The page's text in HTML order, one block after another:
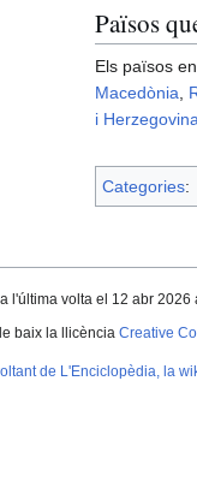
Països
Els països
Macedònia
i Herzegovina
Categories:
l'última volta el 12 abr 2026
baix la llicència Creative
de L'Enciclopèdia, la